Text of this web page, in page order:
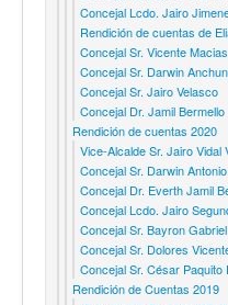
Concejal Lcdo. Jairo
Rendición de cuentas de
Concejal Sr. Vicente
Concejal Sr. Darwin
Concejal Sr. Jairo Velasco
Concejal Dr. Jamil Bermello
Rendición de cuentas 2020
Vice-Alcalde Sr. Jairo Vidal
Concejal Sr. Darwin
Concejal Dr. Everth Jamil
Concejal Lcdo. Jairo
Concejal Sr. Bayron
Concejal Sr. Dolores
Concejal Sr. César Paquito
Rendición de Cuentas 2019